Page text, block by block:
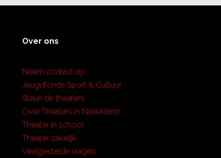
Over ons
Neem contact op
Jeugdfonds Sport & Cultuur
Steun de theaters
Over Theaters in Nederland
Theater in school
Theater zakelijk
Veelgestelde vragen